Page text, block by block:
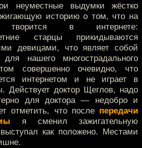
неуместные выдумки жёстко
историю о том, что на
в интернете:
старцы прикидываются
девицами, что являет собой
нашего многострадального
совершенно очевидно, что
интернетом и не играет в
Действует доктор Щеглов, надо
для доктора — недобро и
отметить, что после передачи
я сменил зажигательную
как положено. Местами